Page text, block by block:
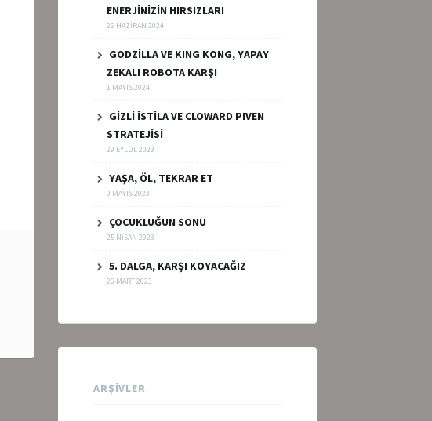
ENERJİNİZİN HIRSIZLARI
26 HAZIRAN 2024
GODZİLLA VE KING KONG, YAPAY
ZEKALI ROBOTA KARŞI
1 MAYIS 2024
GİZLİ İSTİLA VE CLOWARD PIVEN
STRATEJİSİ
29 EYLÜL 2023
YAŞA, ÖL, TEKRAR ET
9 MAYIS 2023
ÇOCUKLUĞUN SONU
25 NISAN 2023
5. DALGA, KARŞI KOYACAĞIZ
26 MART 2023
ARŞIVLER